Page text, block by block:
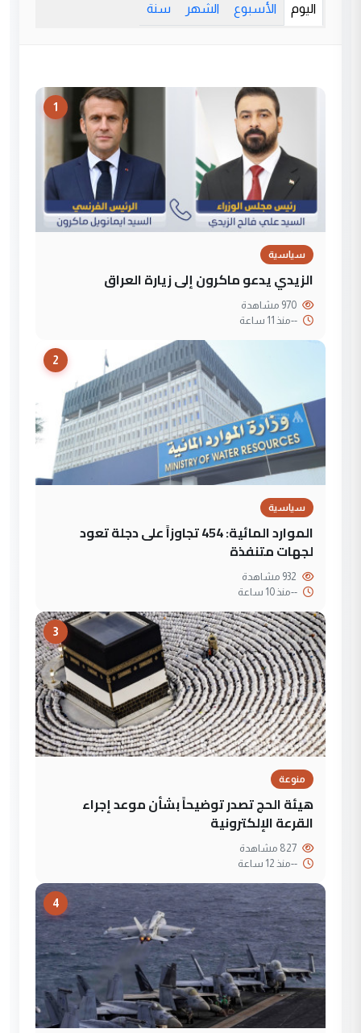
اليوم الأسبوع الشهر سنة
1
سياسية
الزيدي يدعو ماكرون إلى زيارة العراق
--منذ 11 ساعة
2
سياسية
الموارد المائية: 454 تجاوزاً على دجلة تعود
لجهات متنفذة
--منذ 10 ساعة
3
منوعة
هيئة الحج تصدر توضيحاً بشأن موعد إجراء
القرعة الإلكترونية
--منذ 12 ساعة
4